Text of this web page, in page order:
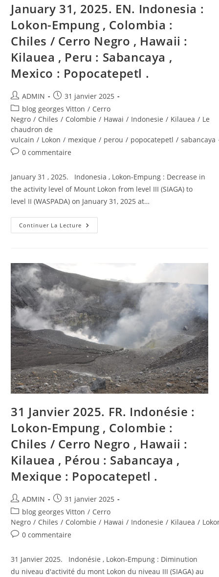
January 31, 2025. EN. Indonesia :
Lokon-Empung , Colombia :
Chiles / Cerro Negro , Hawaii :
Kilauea , Peru : Sabancaya ,
Mexico : Popocatepetl .
Auteur/autrice
de
la
publication :
ADMIN
Publication
publiée :
31 janvier 2025
Post
category:
blog georges Vitton / Cerro
Negro / Chiles / Colombie / Hawai / Indonesie / Kilauea / Le
chaudron de
vulcain / Lokon / mexique / perou / popocatepetl / sabancaya
Commentaires
publication :
0 commentaire
January 31 , 2025. Indonesia , Lokon-Empung : Decrease in
the activity level of Mount Lokon from level III (SIAGA) to
level II (WASPADA) on January 31, 2025 at…
Continuer La Lecture January
31,
Empung
,
Colombia
:
Chiles
/
Cerro
Negro
,
Hawaii
:
Kilauea
,
Peru
:
Sabancaya
,
Mexico
:
.
31 Janvier 2025. FR. Indonésie :
Lokon-Empung , Colombie :
Chiles / Cerro Negro , Hawaii :
Kilauea , Pérou : Sabancaya ,
Mexique : Popocatepetl .
Auteur/autrice
de
la
publication :
ADMIN
Publication
publiée :
31 janvier 2025
Post
category:
blog georges Vitton / Cerro
Negro / Chiles / Colombie / Hawai / Indonesie / Kilauea /
Commentaires
la
publication :
0 commentaire
31 Janvier 2025. Indonésie , Lokon-Empung : Diminution
du niveau d'activité du mont Lokon du niveau III (SIAGA) au